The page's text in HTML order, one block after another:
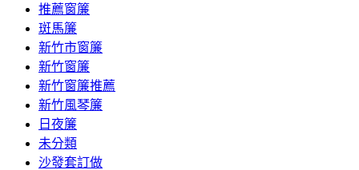
推薦窗簾
斑馬簾
新竹市窗簾
新竹窗簾
新竹窗簾推薦
新竹風琴簾
日夜簾
未分類
沙發套訂做